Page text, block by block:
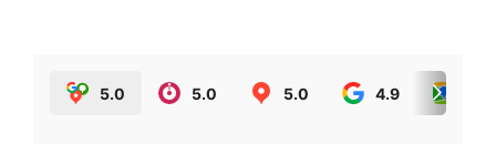
5.0 5.0 5.0 4.9